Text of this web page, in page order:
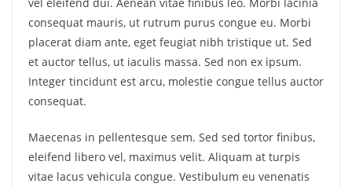
consequat mauris, ut rutrum purus congue eu. Morbi
placerat diam ante, eget feugiat nibh tristique ut. Sed
et auctor tellus, ut iaculis massa. Sed non ex ipsum.
Integer tincidunt est arcu, molestie congue tellus auctor
consequat.
Maecenas in pellentesque sem. Sed sed tortor finibus,
eleifend libero vel, maximus velit. Aliquam at turpis
vitae lacus vehicula congue. Vestibulum eu venenatis